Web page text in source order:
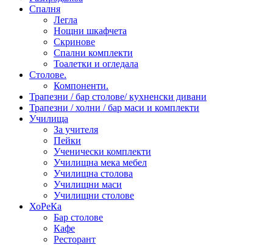
Спалня
Легла
Нощни шкафчета
Скринове
Спални комплекти
Тоалетки и огледала
Столове.
Компоненти.
Трапезни / бар столове/ кухненски дивани
Трапезни / холни / бар маси и комплекти
Училища
За учителя
Пейки
Ученически комплекти
Училищна мека мебел
Училищна столова
Училищни маси
Училищни столове
ХоРеКа
Бар столове
Кафе
Ресторант